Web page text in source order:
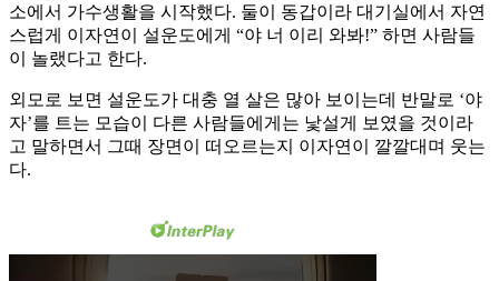
소에서 가수생활을 시작했다. 둘이 동갑이라 대기실에서 자연
스럽게 이자연이 설운도에게 “야 너 이리 와봐!” 하면 사람들
이 놀랬다고 한다.
외모로 보면 설운도가 대충 열 살은 많아 보이는데 반말로 ‘야
자’를 트는 모습이 다른 사람들에게는 낯설게 보였을 것이라
고 말하면서 그때 장면이 떠오르는지 이자연이 깔깔대며 웃는
다.